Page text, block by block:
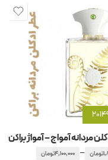
مردانه آمواج – آمواژ براکن
تومان –
4,100,000تومان